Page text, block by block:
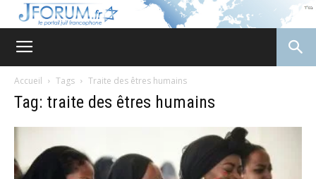
Accueil Tags Traite des êtres humains
Tag: traite des êtres humains